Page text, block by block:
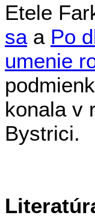
Etele
saa Po
umenie
konala v
Bystrici.